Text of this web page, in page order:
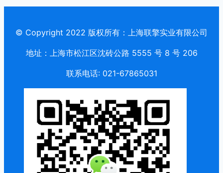
© Copyright 2022 版权所有：上海联擎实业有限公司
地址：上海市松江区沈砖公路 5555 号 8 号 206
联系电话: 021-67865031